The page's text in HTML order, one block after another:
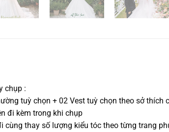
chụp :
tuỳ chọn + 02 Vest tuỳ chọn theo sở thích
đi kèm trong khi chụp
cùng thay số lượng kiểu tóc theo từng trang